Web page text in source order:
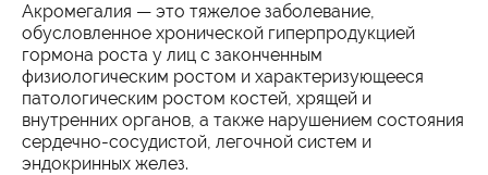
Акромегалия — это тяжелое заболевание,
обусловленное хронической гиперпродукцией
гормона роста у лиц с законченным
физиологическим ростом и характеризующееся
патологическим ростом костей, хрящей и
внутренних органов, а также нарушением состояния
сердечно-сосудистой, легочной систем и
эндокринных желез.